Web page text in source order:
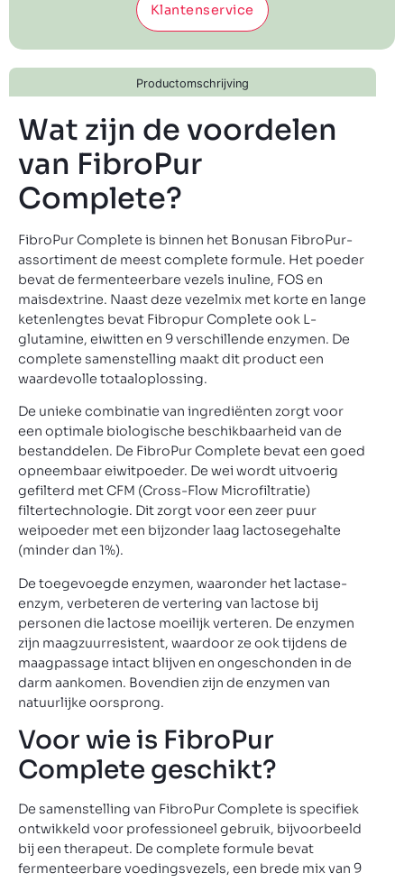
Klantenservice
Productomschrijving
Wat zijn de voordelen
van FibroPur
Complete?
FibroPur Complete is binnen het Bonusan FibroPur-
assortiment de meest complete formule. Het poeder
bevat de fermenteerbare vezels inuline, FOS en
maisdextrine. Naast deze vezelmix met korte en lange
ketenlengtes bevat Fibropur Complete ook L-
glutamine, eiwitten en 9 verschillende enzymen. De
complete samenstelling maakt dit product een
waardevolle totaaloplossing.
De unieke combinatie van ingrediënten zorgt voor
een optimale biologische beschikbaarheid van de
bestanddelen. De FibroPur Complete bevat een goed
opneembaar eiwitpoeder. De wei wordt uitvoerig
gefilterd met CFM (Cross-Flow Microfiltratie)
filtertechnologie. Dit zorgt voor een zeer puur
weipoeder met een bijzonder laag lactosegehalte
(minder dan 1%).
De toegevoegde enzymen, waaronder het lactase-
enzym, verbeteren de vertering van lactose bij
personen die lactose moeilijk verteren. De enzymen
zijn maagzuurresistent, waardoor ze ook tijdens de
maagpassage intact blijven en ongeschonden in de
darm aankomen. Bovendien zijn de enzymen van
natuurlijke oorsprong.
Voor wie is FibroPur
Complete geschikt?
De samenstelling van FibroPur Complete is specifiek
ontwikkeld voor professioneel gebruik, bijvoorbeeld
bij een therapeut. De complete formule bevat
fermenteerbare voedingsvezels, een brede mix van 9